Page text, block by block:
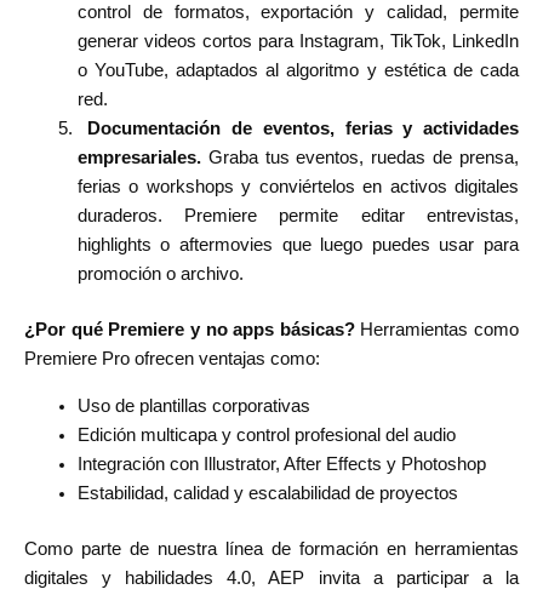
control de formatos, exportación y calidad, permite
generar videos cortos para Instagram, TikTok, LinkedIn
o YouTube, adaptados al algoritmo y estética de cada
red.
Documentación de eventos, ferias y actividades
empresariales. Graba tus eventos, ruedas de prensa,
ferias o workshops y conviértelos en activos digitales
duraderos. Premiere permite editar entrevistas,
highlights o aftermovies que luego puedes usar para
promoción o archivo.
¿Por qué Premiere y no apps básicas? Herramientas como
Premiere Pro ofrecen ventajas como:
Uso de plantillas corporativas
Edición multicapa y control profesional del audio
Integración con Illustrator, After Effects y Photoshop
Estabilidad, calidad y escalabilidad de proyectos
Como parte de nuestra línea de formación en herramientas
digitales y habilidades 4.0, AEP invita a participar a la